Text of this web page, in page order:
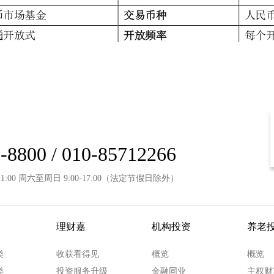
8800 / 010-85712266
周六至周日 9:00-17:00（法定节假日除外）
理财嘉
收获看得见
投资服务升级
机构投资
概览
金融同业
养老
概览
主权